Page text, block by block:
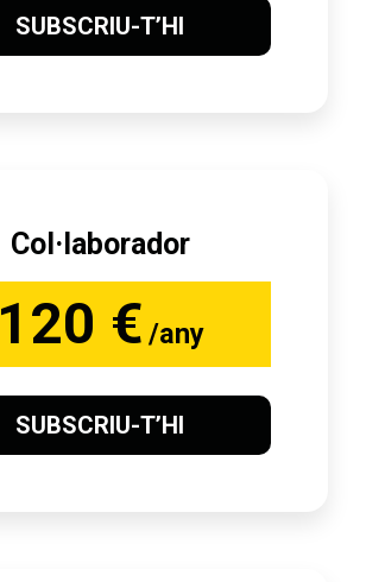
SUBSCRIU-T’HI
Col·laborador
120 € /any
SUBSCRIU-T’HI